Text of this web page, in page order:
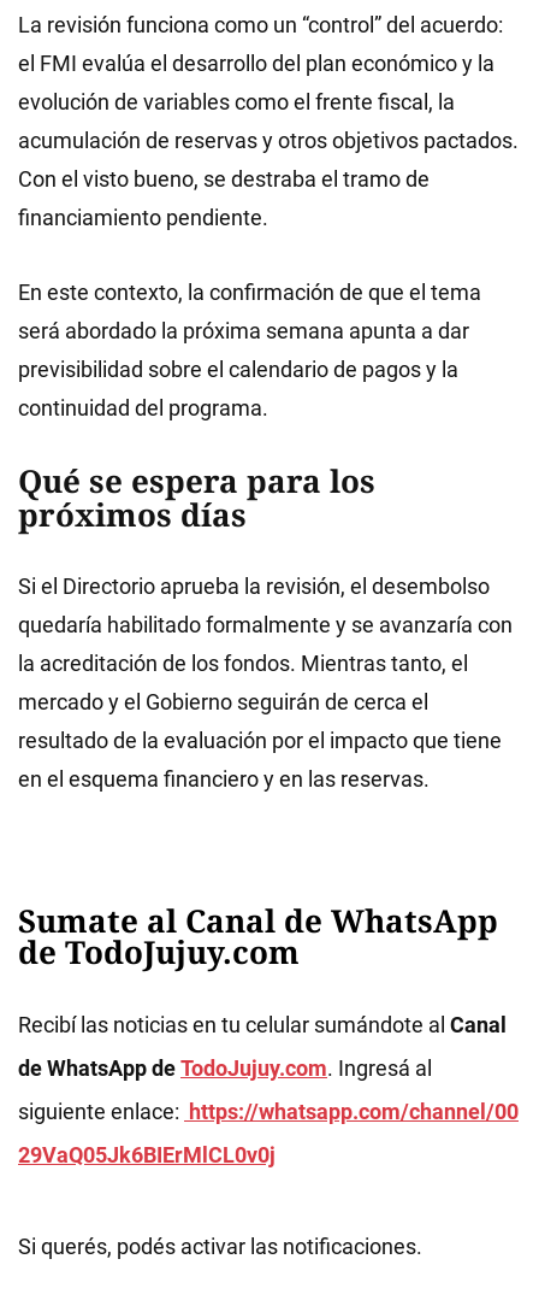
La revisión funciona como un “control” del acuerdo:
el FMI evalúa el desarrollo del plan económico y la
evolución de variables como el frente fiscal, la
acumulación de reservas y otros objetivos pactados.
Con el visto bueno, se destraba el tramo de
financiamiento pendiente.
En este contexto, la confirmación de que el tema
será abordado la próxima semana apunta a dar
previsibilidad sobre el calendario de pagos y la
continuidad del programa.
Qué se espera para los
próximos días
Si el Directorio aprueba la revisión, el desembolso
quedaría habilitado formalmente y se avanzaría con
la acreditación de los fondos. Mientras tanto, el
mercado y el Gobierno seguirán de cerca el
resultado de la evaluación por el impacto que tiene
en el esquema financiero y en las reservas.
Sumate al Canal de WhatsApp
de TodoJujuy.com
Recibí las noticias en tu celular sumándote al Canal
de WhatsApp deTodoJujuy.com. Ingresá al
siguiente enlace: https://whatsapp.com/channel/00
29VaQ05Jk6BIErMlCL0v0j
Si querés, podés activar las notificaciones.